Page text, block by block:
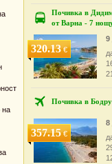
на
Почивка в
от Варна - 7
320.13€
9
Почивка в
357.15€
8